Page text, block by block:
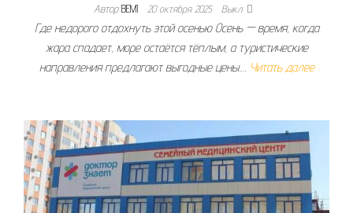
АвторBEMI 20 октября 2025 Выкл.
Где недорого отдохнуть этой осенью Осень — время, когда
жара спадает, море остаётся тёплым, а туристические
направления предлагают выгодные цены.…
Читать далее